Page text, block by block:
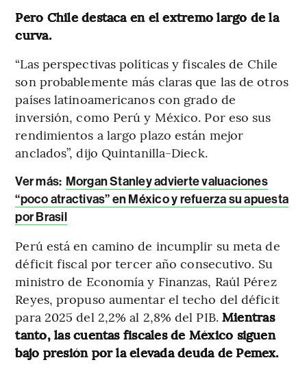
Pero Chile destaca en el extremo largo de la
curva.
“Las perspectivas políticas y fiscales de Chile
son probablemente más claras que las de otros
países latinoamericanos con grado de
inversión, como Perú y México. Por eso sus
rendimientos a largo plazo están mejor
anclados”, dijo Quintanilla-Dieck.
Ver más: Morgan Stanley advierte valuaciones
“poco atractivas” en México y refuerza su apuesta
por Brasil
Perú está en camino de incumplir su meta de
déficit fiscal por tercer año consecutivo. Su
ministro de Economía y Finanzas, Raúl Pérez
Reyes, propuso aumentar el techo del déficit
para 2025 del 2,2% al 2,8% del PIB. Mientras
tanto, las cuentas fiscales de México siguen
bajo presión por la elevada deuda de Pemex.